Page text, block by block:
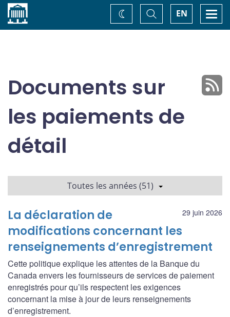
Accueil EN
Basculer
la
recherche
Changez
de
Documents sur
les paiements de
détail
Toutes les années (51)
29 juin 2026
La déclaration de
modifications concernant les
renseignements d’enregistrement
Cette politique explique les attentes de la Banque du
Canada envers les fournisseurs de services de paiement
enregistrés pour qu’ils respectent les exigences
concernant la mise à jour de leurs renseignements
d’enregistrement.